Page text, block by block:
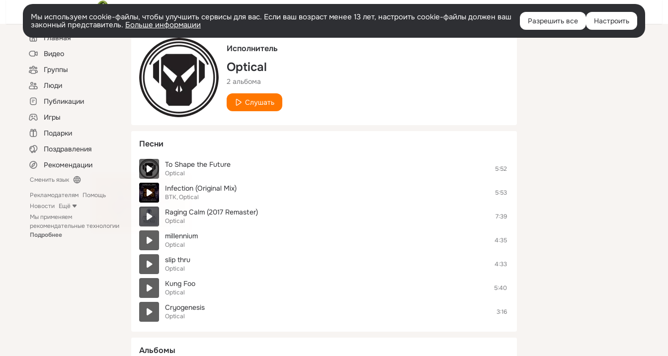
Русский Войти
Мы используем cookie-файлы, чтобы улучшить сервисы для вас. Если ваш возраст менее 13 лет, настроить cookie-файлы должен ваш
законный представитель. Больше информации Разрешить все Настроить
Левая
колонкаГлавная
Видео
Группы
Люди
Публикации
Игры
Подарки
Поздравления
Рекомендации
Сменить язык
Рекламодателям Помощь
Новости Ещё
Мы применяем
рекомендательные технологии
Подробнее
Исполнитель
Optical
2 альбома
Слушать
Песни
To Shape the Future
Optical
5:52
Infection (Original Mix)
BTK Optical
5:53
Raging Calm (2017 Remaster)
Optical
7:39
millennium
Optical
4:35
slip thru
Optical
4:33
Kung Foo
Optical
5:40
Cryogenesis
Optical
3:16
Альбомы